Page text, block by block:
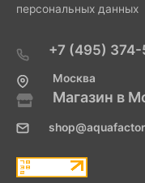
персональных данных
+7 (495)
Москва
Магазин в